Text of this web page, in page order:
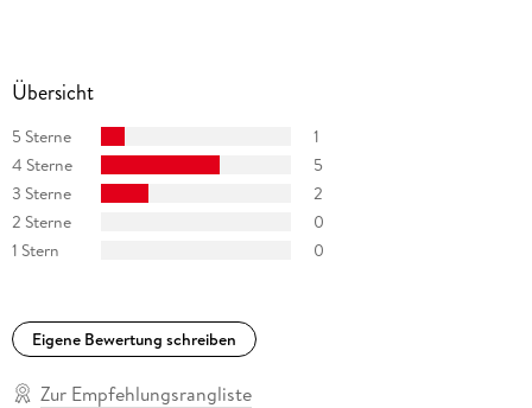
Übersicht
5 Sterne
1
4 Sterne
5
3 Sterne
2
2 Sterne
0
1 Stern
0
Eigene Bewertung schreiben
Zur Empfehlungsrangliste